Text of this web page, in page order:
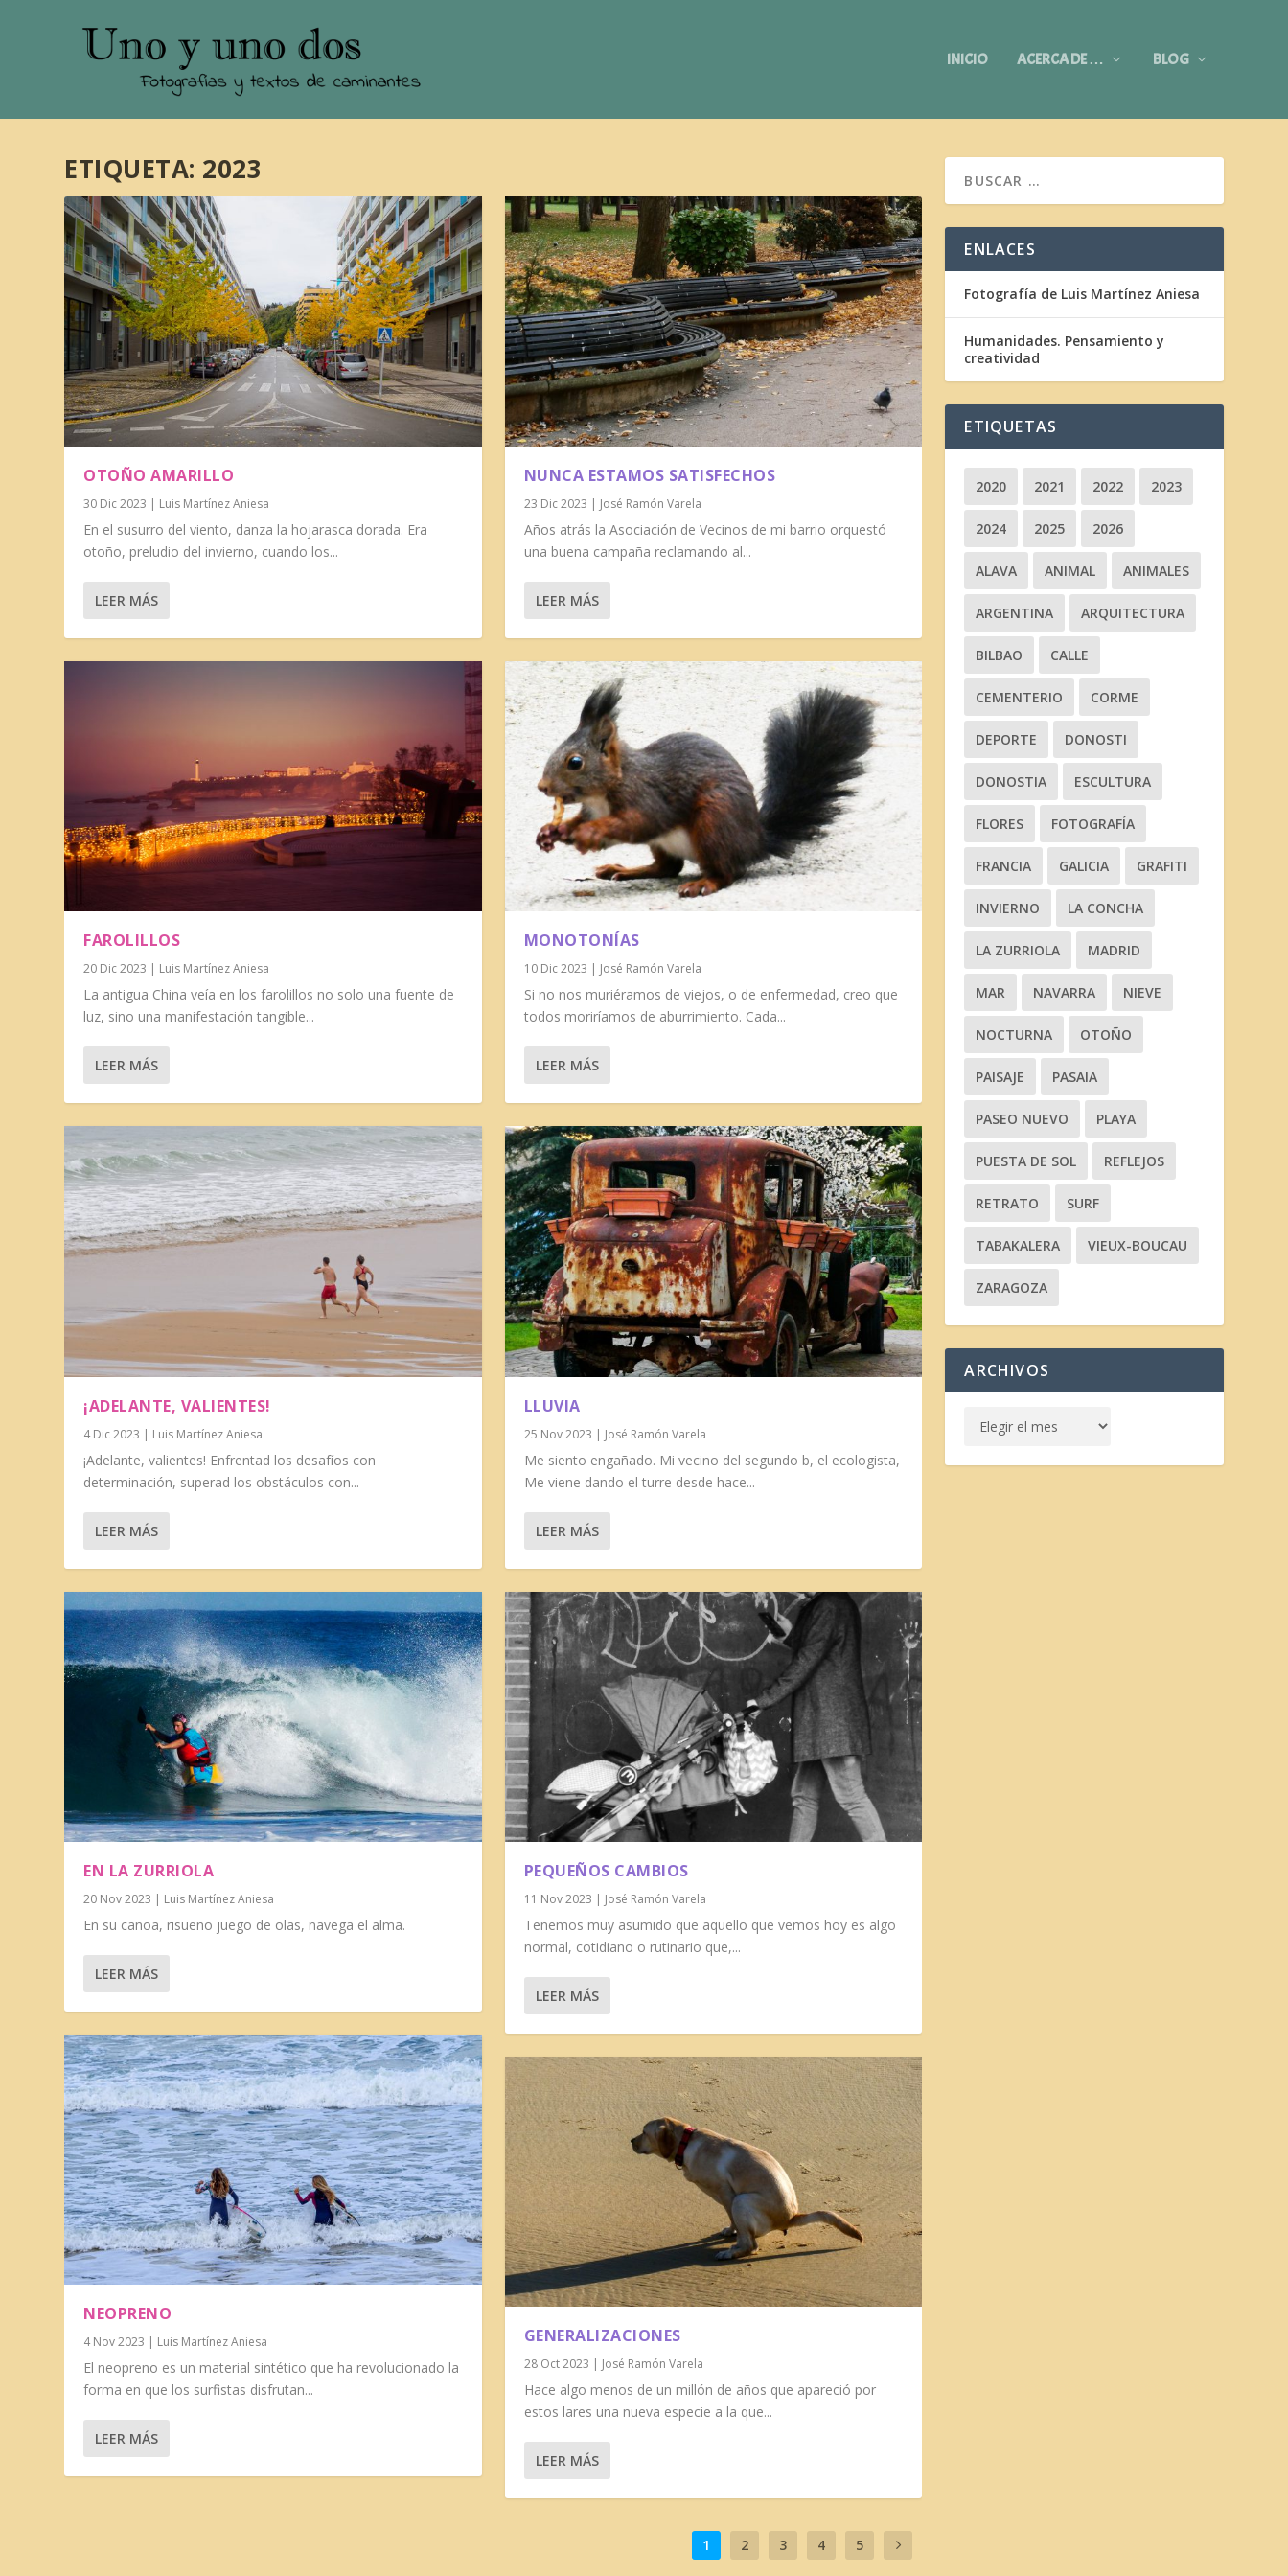
INICIO ACERCA DE … BLOG
ETIQUETA: 2023
OTOÑO AMARILLO
30 Dic 2023 | Luis Martínez Aniesa
En el susurro del viento, danza la hojarasca dorada. Era
otoño, preludio del invierno, cuando los...
LEER MÁS
FAROLILLOS
20 Dic 2023 | Luis Martínez Aniesa
La antigua China veía en los farolillos no solo una fuente de
luz, sino una manifestación tangible...
LEER MÁS
¡ADELANTE, VALIENTES!
4 Dic 2023 | Luis Martínez Aniesa
¡Adelante, valientes! Enfrentad los desafíos con
determinación, superad los obstáculos con...
LEER MÁS
EN LA ZURRIOLA
20 Nov 2023 | Luis Martínez Aniesa
En su canoa, risueño juego de olas, navega el alma.
LEER MÁS
NEOPRENO
4 Nov 2023 | Luis Martínez Aniesa
El neopreno es un material sintético que ha revolucionado la
forma en que los surfistas disfrutan...
LEER MÁS
NUNCA ESTAMOS SATISFECHOS
23 Dic 2023 | José Ramón Varela
Años atrás la Asociación de Vecinos de mi barrio orquestó
una buena campaña reclamando al...
LEER MÁS
MONOTONÍAS
10 Dic 2023 | José Ramón Varela
Si no nos muriéramos de viejos, o de enfermedad, creo que
todos moriríamos de aburrimiento. Cada...
LEER MÁS
LLUVIA
25 Nov 2023 | José Ramón Varela
Me siento engañado. Mi vecino del segundo b, el ecologista,
Me viene dando el turre desde hace...
LEER MÁS
PEQUEÑOS CAMBIOS
11 Nov 2023 | José Ramón Varela
Tenemos muy asumido que aquello que vemos hoy es algo
normal, cotidiano o rutinario que,...
LEER MÁS
GENERALIZACIONES
28 Oct 2023 | José Ramón Varela
Hace algo menos de un millón de años que apareció por
estos lares una nueva especie a la que...
LEER MÁS
1 2 3 4 5
ENLACES
Fotografía de Luis Martínez Aniesa
Humanidades. Pensamiento y
creatividad
ETIQUETAS
2020 2021 2022 2023
2024 2025 2026
ALAVA ANIMAL ANIMALES
ARGENTINA ARQUITECTURA
BILBAO CALLE
CEMENTERIO CORME
DEPORTE DONOSTI
DONOSTIA ESCULTURA
FLORES FOTOGRAFÍA
FRANCIA GALICIA GRAFITI
INVIERNO LA CONCHA
LA ZURRIOLA MADRID
MAR NAVARRA NIEVE
NOCTURNA OTOÑO
PAISAJE PASAIA
PASEO NUEVO PLAYA
PUESTA DE SOL REFLEJOS
RETRATO SURF
TABAKALERA VIEUX-BOUCAU
ZARAGOZA
ARCHIVOS